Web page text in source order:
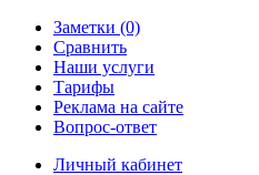
Заметки (0)
Сравнить
Наши услуги
Тарифы
Реклама на сайте
Вопрос-ответ
Личный кабинет